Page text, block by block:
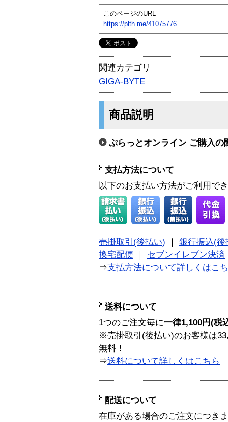
このページのURL
https://plth.me/41075776
関連カテゴリ
GIGA-BYTE
商品説明
ぷらっとオンライン ご購入の
支払方法について
以下のお支払い方法がご利用で
売掛取引(後払い)
銀行振込(後
換宅配便
セブンイレブン決済
⇒支払方法について詳しくはこ
送料について
1つのご注文毎に一律1,100円(税
※売掛取引(後払い)のお客様は
無料！
⇒送料について詳しくはこちら
配送について
在庫がある場合のご注文につき